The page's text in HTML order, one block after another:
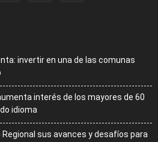
invertir en una de las comunas
interés de los mayores de 60
idioma
sus avances y desafíos para